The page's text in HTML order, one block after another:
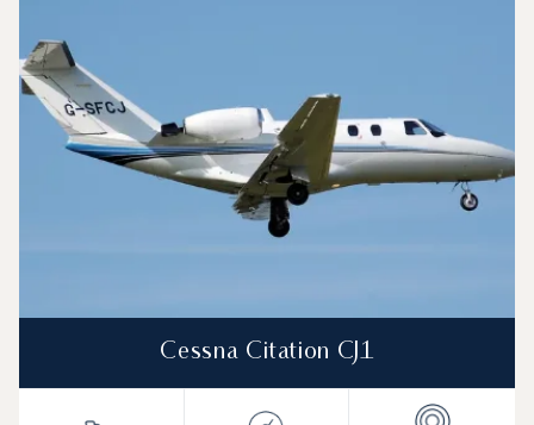
Cessna Citation CJ1